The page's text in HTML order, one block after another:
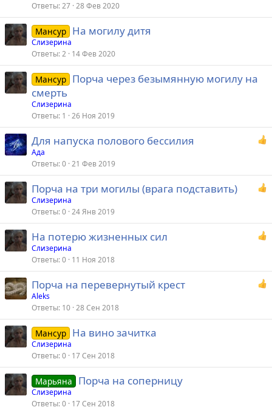
Ответы 27 28 Фев 2020
Мансур На могилу дитя
Слизерина
Ответы 2 14 Фев 2020
Мансур Порча через безымянную могилу на
смерть
Слизерина
Ответы 1 26 Ноя 2019
Для напуска полового бессилия
Ада
Ответы 0 21 Фев 2019
Порча на три могилы (врага подставить)
Слизерина
Ответы 0 24 Янв 2019
На потерю жизненных сил
Слизерина
Ответы 0 11 Ноя 2018
Порча на перевернутый крест
Aleks
Ответы 10 28 Сен 2018
Мансур На вино зачитка
Слизерина
Ответы 0 17 Сен 2018
Марьяна Порча на соперницу
Слизерина
Ответы 0 17 Сен 2018